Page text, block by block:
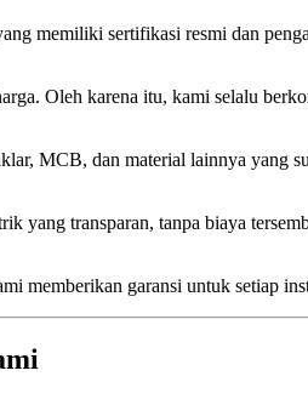
memiliki sertifikasi resmi dan
Oleh karena itu, kami selalu
MCB, dan material lainnya yang
yang transparan, tanpa biaya
memberikan garansi untuk setiap